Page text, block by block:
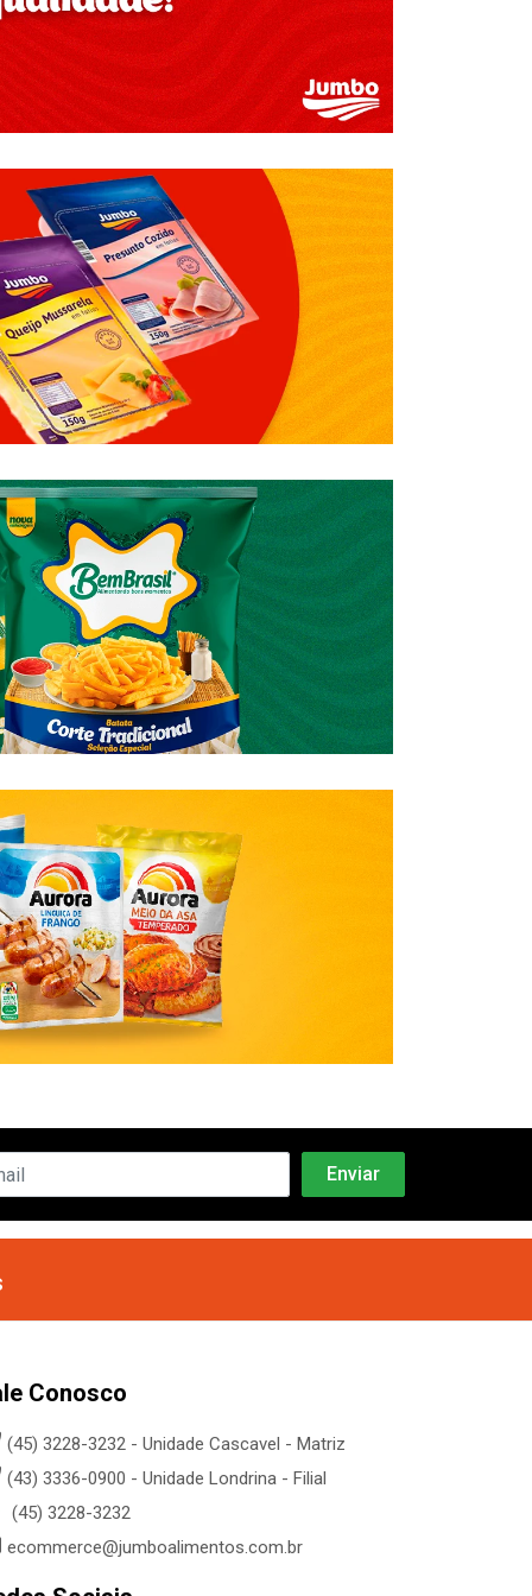
Conosco
(45) 3228-3232 - Unidade Cascavel - Matriz
(43) 3336-0900 - Unidade Londrina - Filial
(45) 3228-3232
ecommerce@jumboalimentos.com.br